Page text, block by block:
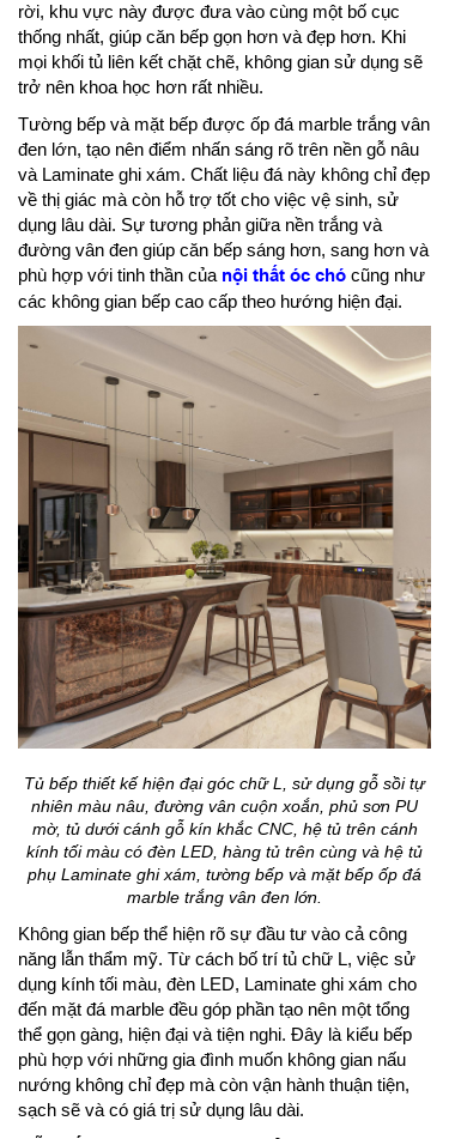
rời, khu vực này được đưa vào cùng một bố cục
thống nhất, giúp căn bếp gọn hơn và đẹp hơn. Khi
mọi khối tủ liên kết chặt chẽ, không gian sử dụng sẽ
trở nên khoa học hơn rất nhiều.
Tường bếp và mặt bếp được ốp đá marble trắng vân
đen lớn, tạo nên điểm nhấn sáng rõ trên nền gỗ nâu
và Laminate ghi xám. Chất liệu đá này không chỉ đẹp
về thị giác mà còn hỗ trợ tốt cho việc vệ sinh, sử
dụng lâu dài. Sự tương phản giữa nền trắng và
đường vân đen giúp căn bếp sáng hơn, sang hơn và
phù hợp với tinh thần của nội thất óc chó cũng như
các không gian bếp cao cấp theo hướng hiện đại.
Tủ bếp thiết kế hiện đại góc chữ L, sử dụng gỗ sồi tự
nhiên màu nâu, đường vân cuộn xoắn, phủ sơn PU
mờ, tủ dưới cánh gỗ kín khắc CNC, hệ tủ trên cánh
kính tối màu có đèn LED, hàng tủ trên cùng và hệ tủ
phụ Laminate ghi xám, tường bếp và mặt bếp ốp đá
marble trắng vân đen lớn.
Không gian bếp thể hiện rõ sự đầu tư vào cả công
năng lẫn thẩm mỹ. Từ cách bố trí tủ chữ L, việc sử
dụng kính tối màu, đèn LED, Laminate ghi xám cho
đến mặt đá marble đều góp phần tạo nên một tổng
thể gọn gàng, hiện đại và tiện nghi. Đây là kiểu bếp
phù hợp với những gia đình muốn không gian nấu
nướng không chỉ đẹp mà còn vận hành thuận tiện,
sạch sẽ và có giá trị sử dụng lâu dài.